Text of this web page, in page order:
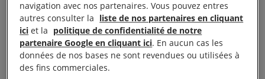
A la sortie du RU A, stand de pétitions et de
présentation des différentes situations pour les 10
navigation avec nos partenaires. Vous pouvez entres
autres consulter la liste de nos partenaires en cliquant
ici et la politique de confidentialité de notre
partenaire Google en cliquant ici. En aucun cas les
données de nos bases ne sont revendues ou utilisées à
des fins commerciales.